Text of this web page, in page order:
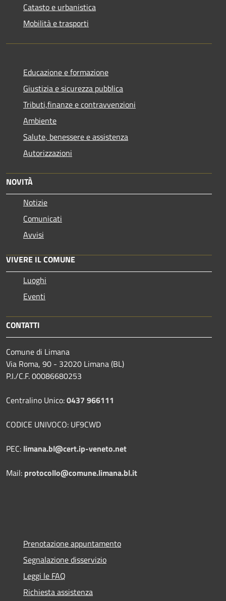
Catasto e urbanistica
Mobilità e trasporti
Educazione e formazione
Giustizia e sicurezza pubblica
Tributi,finanze e contravvenzioni
Ambiente
Salute, benessere e assistenza
Autorizzazioni
NOVITÀ
Notizie
Comunicati
Avvisi
VIVERE IL COMUNE
Luoghi
Eventi
CONTATTI
Comune di Limana
Via Roma, 90 - 32020 Limana (BL)
P.I./C.F. 00086680253
Centralino Unico:0437 966111
CODICE UNIVOCO: UF9CWD
PEC: limana.bl@cert.ip-veneto.net
Mail: protocollo@comune.limana.bl.it
Prenotazione appuntamento
Segnalazione disservizio
Leggi le FAQ
Richiesta assistenza